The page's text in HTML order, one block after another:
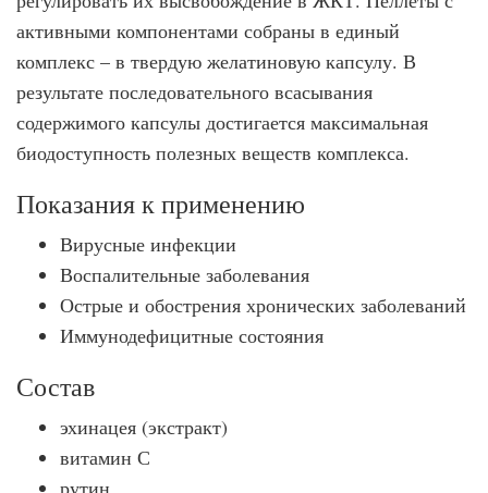
активными компонентами собраны в единый
комплекс – в твердую желатиновую капсулу. В
результате последовательного всасывания
содержимого капсулы достигается максимальная
биодоступность полезных веществ комплекса.
Показания к применению
Вирусные инфекции
Воспалительные заболевания
Острые и обострения хронических заболеваний
Иммунодефицитные состояния
Состав
эхинацея (экстракт)
витамин С
рутин